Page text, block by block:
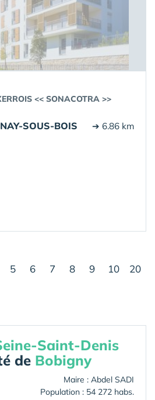
<< SONACOTRA >>
SOUS-BOIS ➔ 6.86 km
5 6 7 8 9 10
20
Saint-Denis
de Bobigny
Maire : Abdel SADI
Population : 54 272 habs.